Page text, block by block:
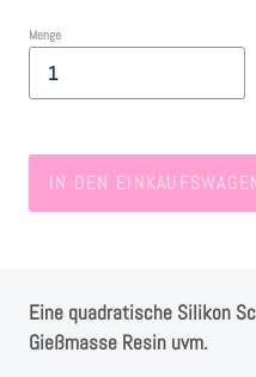
Maritim/Sommer
Weihnachten
Instagram
Menge
IN DEN
Eine quadratische Silikon
Gießmasse Resin uvm.